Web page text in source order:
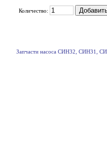
Количество:
Запчасти насоса СИН32, СИН31,